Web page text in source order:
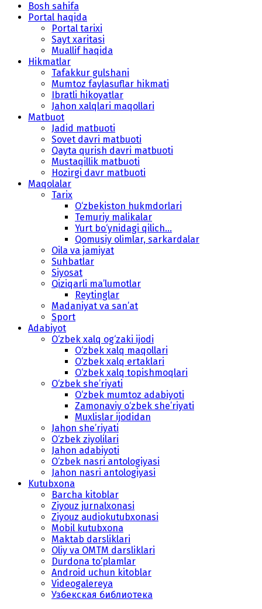
Bosh sahifa
Portal haqida
Portal tarixi
Sayt xaritasi
Muallif haqida
Hikmatlar
Tafakkur gulshani
Mumtoz faylasuflar hikmati
Ibratli hikoyatlar
Jahon xalqlari maqollari
Matbuot
Jadid matbuoti
Sovet davri matbuoti
Qayta qurish davri matbuoti
Mustaqillik matbuoti
Hozirgi davr matbuoti
Maqolalar
Tarix
O‘zbekiston hukmdorlari
Temuriy malikalar
Yurt bo‘ynidagi qilich...
Qomusiy olimlar, sarkardalar
Oila va jamiyat
Suhbatlar
Siyosat
Qiziqarli ma’lumotlar
Reytinglar
Madaniyat va san’at
Sport
Adabiyot
O‘zbek xalq og‘zaki ijodi
O‘zbek xalq maqollari
O‘zbek xalq ertaklari
O‘zbek xalq topishmoqlari
O‘zbek she’riyati
O‘zbek mumtoz adabiyoti
Zamonaviy o‘zbek she’riyati
Muxlislar ijodidan
Jahon she’riyati
O‘zbek ziyolilari
Jahon adabiyoti
O‘zbek nasri antologiyasi
Jahon nasri antologiyasi
Kutubxona
Barcha kitoblar
Ziyouz jurnalxonasi
Ziyouz audiokutubxonasi
Mobil kutubxona
Maktab darsliklari
Oliy va OMTM darsliklari
Durdona to‘plamlar
Android uchun kitoblar
Videogalereya
Узбекская библиотека